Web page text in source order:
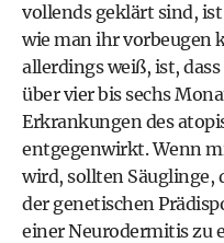
vollends geklärt sind,
wie man ihr vorbeugen
allerdings weiß, ist, dass
über vier bis sechs
Erkrankungen des
entgegenwirkt. Wenn
wird, sollten Säuglinge,
der genetischen
einer Neurodermitis zu